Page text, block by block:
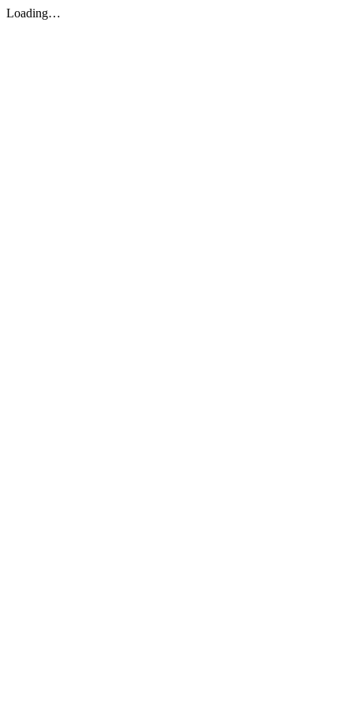
Loading…